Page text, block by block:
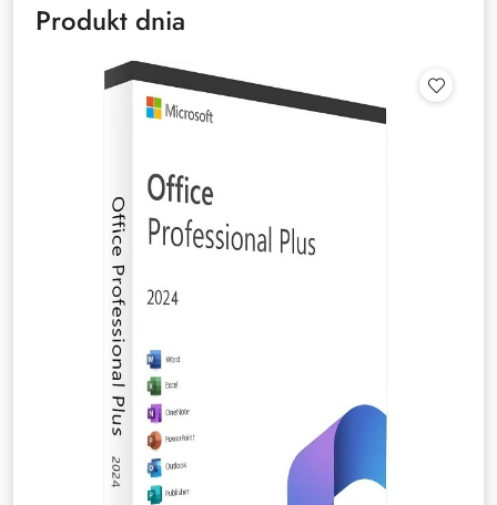
Produkt dnia